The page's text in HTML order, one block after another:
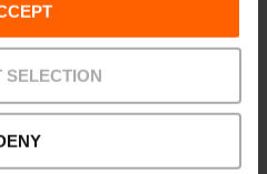
SELECTION